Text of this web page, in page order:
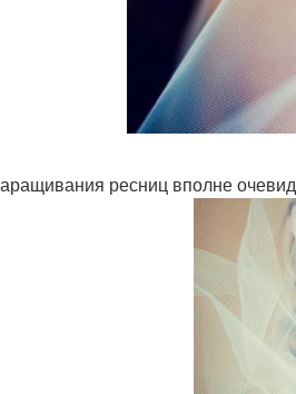
ресниц вполне